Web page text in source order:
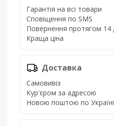
Гарантія на всі товари
Сповіщення по SMS
Повернення протягом 14
Краща ціна
Доставка
Самовивіз
Кур'єром за адресою
Новою поштою по Україні